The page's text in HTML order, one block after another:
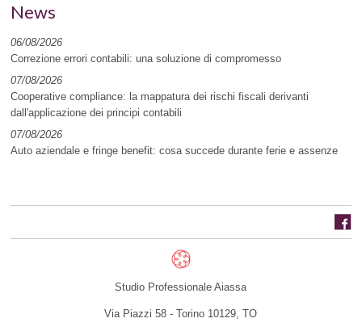
News
06/08/2026
Correzione errori contabili: una soluzione di compromesso
07/08/2026
Cooperative compliance: la mappatura dei rischi fiscali derivanti
dall'applicazione dei principi contabili
07/08/2026
Auto aziendale e fringe benefit: cosa succede durante ferie e assenze
Studio Professionale Aiassa
Via Piazzi 58 -Torino 10129,TO